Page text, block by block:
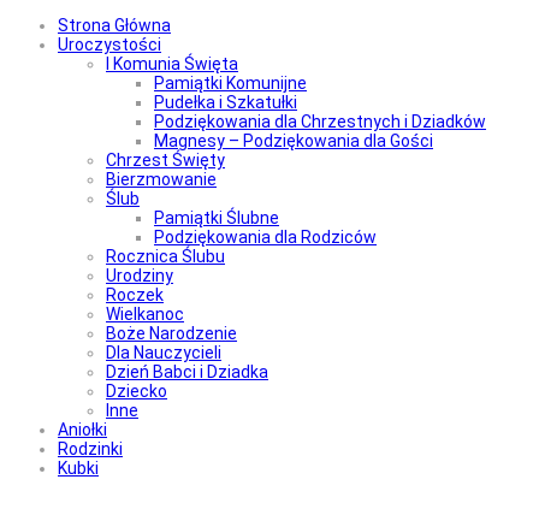
Strona Główna
Uroczystości
I Komunia Święta
Pamiątki Komunijne
Pudełka i Szkatułki
Podziękowania dla Chrzestnych i Dziadków
Magnesy – Podziękowania dla Gości
Chrzest Święty
Bierzmowanie
Ślub
Pamiątki Ślubne
Podziękowania dla Rodziców
Rocznica Ślubu
Urodziny
Roczek
Wielkanoc
Boże Narodzenie
Dla Nauczycieli
Dzień Babci i Dziadka
Dziecko
Inne
Aniołki
Rodzinki
Kubki